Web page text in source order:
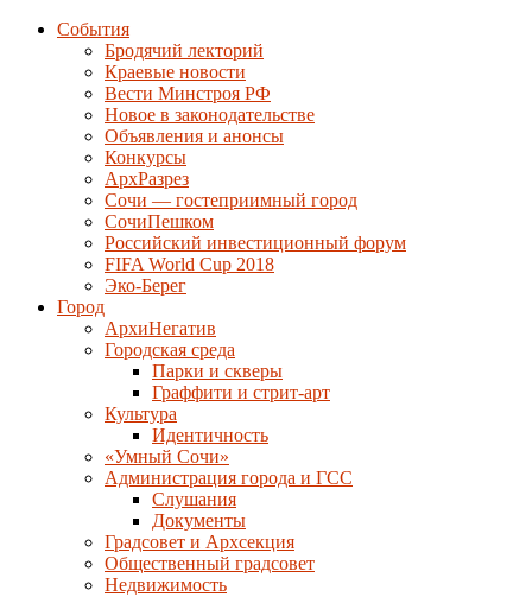
События
Бродячий лекторий
Краевые новости
Вести Минстроя РФ
Новое в законодательстве
Объявления и анонсы
Конкурсы
АрхРазрез
Сочи — гостеприимный город
СочиПешком
Российский инвестиционный форум
FIFA World Cup 2018
Эко-Берег
Город
АрхиНегатив
Городская среда
Парки и скверы
Граффити и стрит-арт
Культура
Идентичность
«Умный Сочи»
Администрация города и ГСС
Слушания
Документы
Градсовет и Архсекция
Общественный градсовет
Недвижимость